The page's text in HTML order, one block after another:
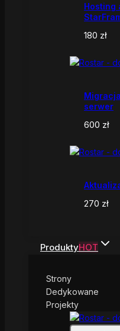
Hosting
180 zł
serwer
600 zł
270 zł
ProduktyHOT
Strony
Dedykowane
Projekty